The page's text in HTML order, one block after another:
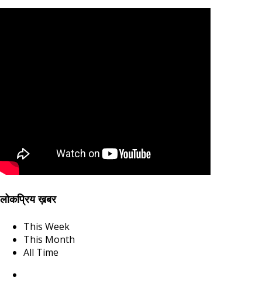
लोकप्रिय ख़बर
This Week
This Month
All Time